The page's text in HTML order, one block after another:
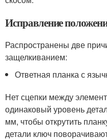
Исправление
Распространены две
защелкиванием:
Ответная планка с
Нет сцепки между
одинаковый уровень
мм, чтобы открутить
детали ключ